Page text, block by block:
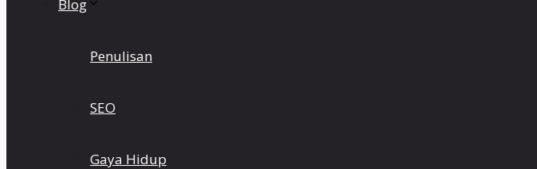
Blog
Penulisan
SEO
Gaya Hidup